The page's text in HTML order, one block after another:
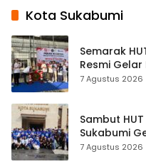
Kota Sukabumi
Semarak
Resmi
Tradisional
7 Agustus 2026
Sambut
Sukabumi
ASRI Lewat
7 Agustus 2026